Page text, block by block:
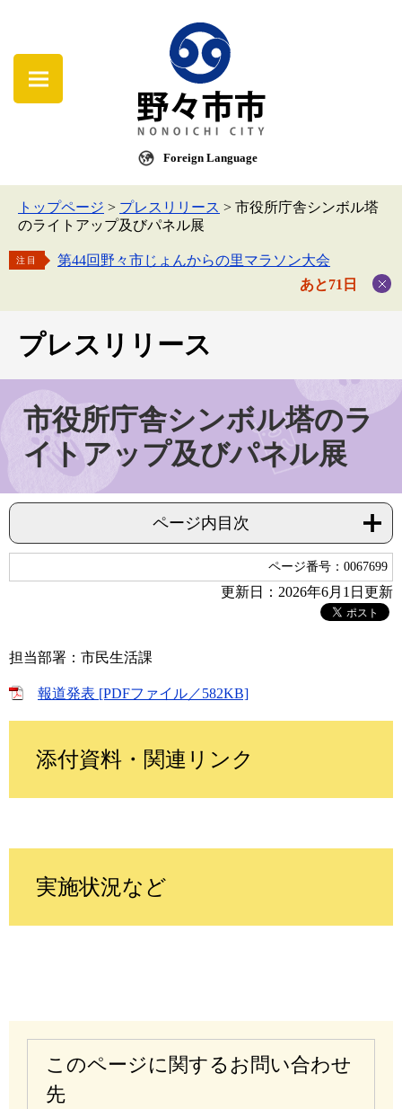
Foreign Language
トップページ > プレスリリース > 市役所庁舎シンボル塔
のライトアップ及びパネル展
注目
第44回野々市じょんからの里マラソン大会
あと71日
プレスリリース
市役所庁舎シンボル塔のラ
イトアップ及びパネル展
ページ内目次
ページ番号：0067699
更新日：2026年6月1日更新
担当部署：市民生活課
報道発表 [PDFファイル／582KB]
添付資料・関連リンク
実施状況など
このページに関するお問い合わせ
先